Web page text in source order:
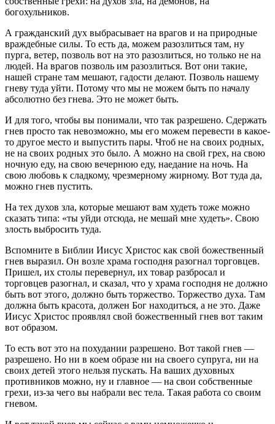
богохульников.
А гражданский дух выбрасывает на врагов и на природные
враждебные силы. То есть да, можем разозлиться там, ну
пурга, ветер, позволь вот на это разозлиться, но только не на
людей. На врагов позволь им разозлиться. Вот они такие,
нашей стране там мешают, гадости делают. Позволь нашему
гневу туда уйти. Потому что мы не можем быть по началу
абсолютно без гнева. Это не может быть.
И для того, чтобы вы понимали, что так разрешено. Сдержать
гнев просто так невозможно, мы его можем перевести в какое-
то другое место и выпустить пары. Чтоб не на своих родных,
не на своих родных это было. А можно на свой грех, на свою
ночную еду, на свою вечернюю еду, наедание на ночь. На
свою любовь к сладкому, чрезмерному жирному. Вот туда да,
можно гнев пустить.
На тех духов зла, которые мешают вам худеть тоже можно
сказать типа: «ты уйди отсюда, не мешай мне худеть». Свою
злость выбросить туда.
Вспомните в Библии Иисус Христос как свой божественный
гнев выразил. Он возле храма господня разогнал торговцев.
Пришел, их столы перевернул, их товар разбросал и
торговцев разогнал, и сказал, что у храма господня не должно
быть вот этого, должно быть торжество. Торжество духа. Там
должна быть красота, должен Бог находиться, а не это. Даже
Иисус Христос проявлял свой божественный гнев вот таким
вот образом.
То есть вот это на похудании разрешено. Вот такой гнев —
разрешено. Но ни в коем образе ни на своего супруга, ни на
своих детей этого нельзя пускать. На ваших духовных
противников можно, ну и главное — на свои собственные
грехи, из-за чего вы набрали вес тела. Такая работа со своим
гневом.